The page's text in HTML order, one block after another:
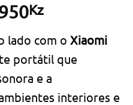
KzO
atual
é:
152.950Kz.
lado com o Xiaomi
portátil que
e a
interiores e